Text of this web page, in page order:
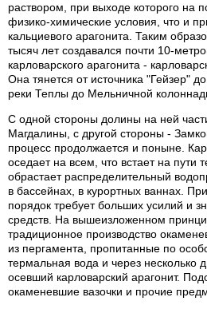
раствором, при выходе которого на
физико-химические условия, что и
кальциевого арагонита. Таким
тысяч лет создавался почти 10-
карловарского арагонита -
Она тянется от источника "Гейзер"
реки Теплы до Мельничной
С одной стороны долины на ней
Магдалины, с другой стороны -
процесс продолжается и поныне.
оседает на всем, что встает на пути
обрастает распределительный
в бассейнах, в курортных ваннах.
порядок требует больших усилий и
средств. На вышеизложенном
традиционное производство
из пергамента, пропитанные по
термальная вода и через несколько
осевший карловарский арагонит.
окаменевшие вазочки и прочие